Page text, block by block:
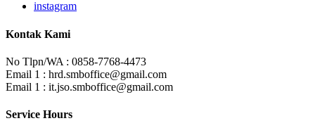
instagram
Kontak Kami
No Tlpn/WA : 0858-7768-4473
Email 1 : hrd.smboffice@gmail.com
Email 1 : it.jso.smboffice@gmail.com
Service Hours